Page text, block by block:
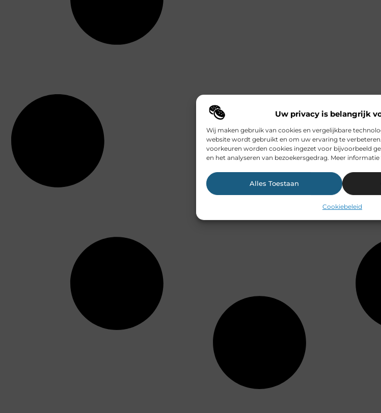
Uw privacy is belangrijk
Wij maken gebruik van cookies en vergelijkbare
website wordt gebruikt en om uw ervaring te
voorkeuren worden cookies ingezet voor bijvoorbeeld
en het analyseren van bezoekersgedrag. Meer
Alles Toestaan
Cookiebeleid